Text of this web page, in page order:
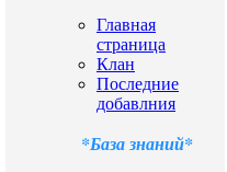
Главная
страница
Клан
Последние
добавлния
*База знаний*